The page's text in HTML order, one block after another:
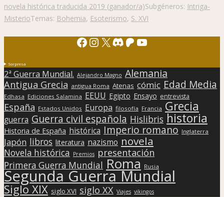
novela histórica traducida 2019 (ganador/a)Subgéneros: Intriga-
MisterioTemas: Bohemia, Esoterismo, S. XVI
Facebook
Instagram
X Discord
Patreon
YouTube
Sorpresa
2ª Guerra Mundial. Alejandro Magno Alemania
Antigua Grecia antigua Roma Atenas cómic Edad Media
Edhasa Ediciones Salamina EEUU Egipto Ensayo entrevista
España Estados Unidos Europa filosofía Francia Grecia
guerra Guerra civil española Hislibris historia
Historia de España histórica Imperio romano Inglaterra
Japón libros literatura nazismo novela
Novela histórica Premios presentación
Primera Guerra Mundial Roma Rusia
Segunda Guerra Mundial
Siglo XIX siglo XVI siglo XX Viajes vikingos